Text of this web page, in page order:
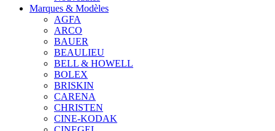
Marques & Modèles
AGFA
ARCO
BAUER
BEAULIEU
BELL & HOWELL
BOLEX
BRISKIN
CARENA
CHRISTEN
CINE-KODAK